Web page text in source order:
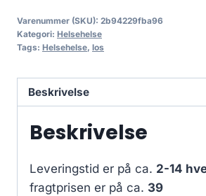
Varenummer (SKU): 2b94229fba96
Kategori: Helsehelse
Tags: Helsehelse, los
Beskrivelse
Beskrivelse
Leveringstid er på ca. 2-14
fragtprisen er på ca. 39